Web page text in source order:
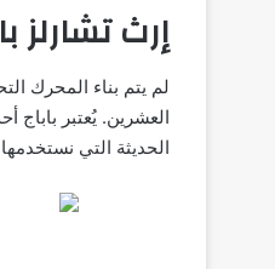
إرث تشارلز
لم يتم بناء المحرك
العشرين. يُعتبر
الحديثة التي